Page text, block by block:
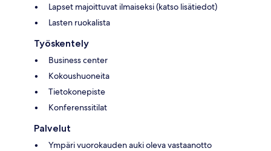
Lapset majoittuvat ilmaiseksi (katso lisätiedot)
Lasten ruokalista
Työskentely
Business center
Kokoushuoneita
Tietokonepiste
Konferenssitilat
Palvelut
Ympäri vuorokauden auki oleva vastaanotto